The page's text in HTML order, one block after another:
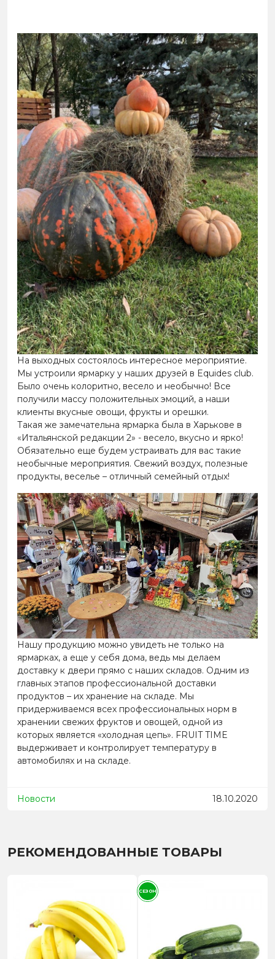
На выходных состоялось интересное мероприятие.
Мы устроили ярмарку у наших друзей в Equides club.
Было очень колоритно, весело и необычно! Все
получили массу положительных эмоций, а наши
клиенты вкусные овощи, фрукты и орешки.
Такая же замечательна ярмарка была в Харькове в
«Итальянской редакции 2» - весело, вкусно и ярко!
Обязательно еще будем устраивать для вас такие
необычные мероприятия. Свежий воздух, полезные
продукты, веселье – отличный семейный отдых!
Нашу продукцию можно увидеть не только на
ярмарках, а еще у себя дома, ведь мы делаем
доставку к двери прямо с наших складов. Одним из
главных этапов профессиональной доставки
продуктов – их хранение на складе. Мы
придерживаемся всех профессиональных норм в
хранении свежих фруктов и овощей, одной из
которых является «холодная цепь». FRUIT TIME
выдерживает и контролирует температуру в
автомобилях и на складе.
Новости 18.10.2020
РЕКОМЕНДОВАННЫЕ ТОВАРЫ
СЕЗОН